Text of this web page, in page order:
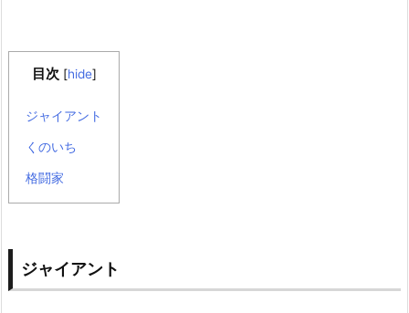
目次 [hide]
ジャイアント
くのいち
格闘家
ジャイアント